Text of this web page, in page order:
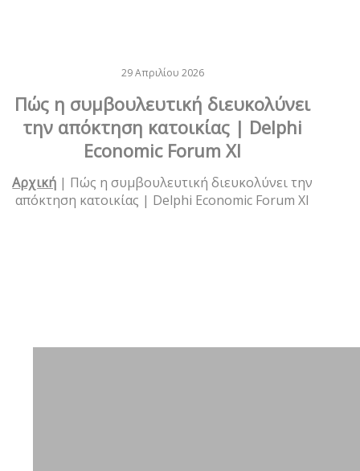
29 Απριλίου 2026
Πώς η συμβουλευτική διευκολύνει
την απόκτηση κατοικίας | Delphi
Economic Forum XI
Αρχική | Πώς η συμβουλευτική διευκολύνει την
απόκτηση κατοικίας | Delphi Economic Forum XI